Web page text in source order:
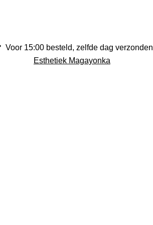
Voor 15:00 besteld, zelfde dag verzonden
Esthetiek Magayonka